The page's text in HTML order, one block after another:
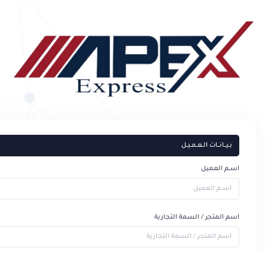
بــيـــانـــات الــعــمــيــل
اســم العميل
اسم المتجر / السمة التجارية